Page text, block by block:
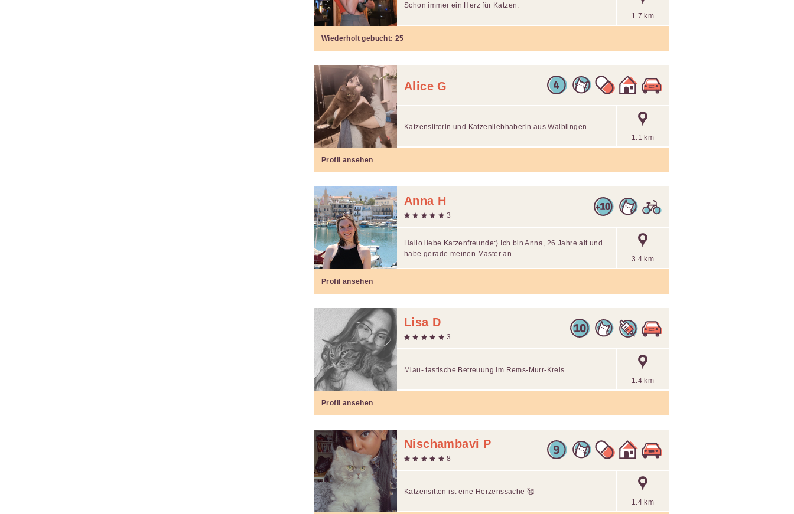
1.7 km
Schon immer ein Herz für Katzen.
Wiederholt gebucht:25
Alice G
1.1 km
Katzensitterin und Katzenliebhaberin aus Waiblingen
Profil ansehen
Anna H
3
3.4 km
Hallo liebe Katzenfreunde:) Ich bin Anna, 26 Jahre alt und
habe gerade meinen Master an...
Profil ansehen
Lisa D
3
1.4 km
Miau- tastische Betreuung im Rems-Murr-Kreis
Profil ansehen
Nischambavi P
8
1.4 km
Katzensitten ist eine Herzenssache 🥰